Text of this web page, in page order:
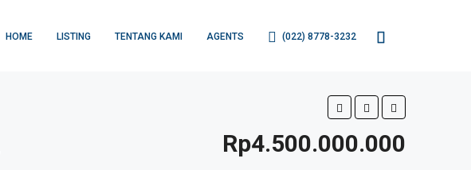
HOME LISTING TENTANG KAMI AGENTS (022) 8778-3232
Rp4.500.000.000